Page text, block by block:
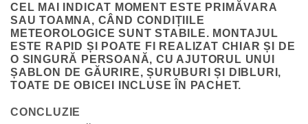
CEL MAI INDICAT MOMENT ESTE PRIMĂVARA
SAU TOAMNA, CÂND CONDIȚIILE
METEOROLOGICE SUNT STABILE. MONTAJUL
ESTE RAPID ȘI POATE FI REALIZAT CHIAR ȘI DE
O SINGURĂ PERSOANĂ, CU AJUTORUL UNUI
ȘABLON DE GĂURIRE, ȘURUBURI ȘI DIBLURI,
TOATE DE OBICEI INCLUSE ÎN PACHET.
CONCLUZIE